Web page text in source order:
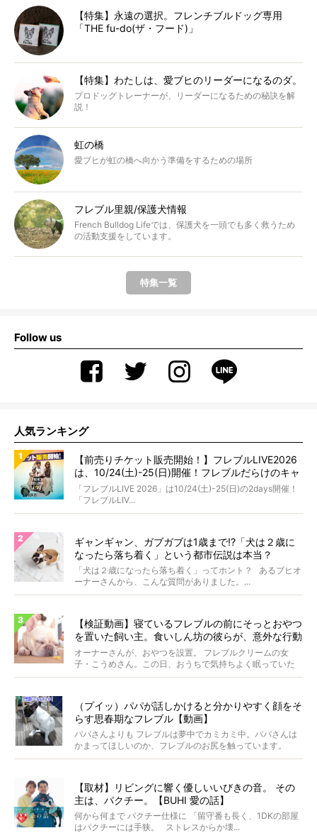
【特集】永遠の選択。フレンチブルドッグ専用
「THE fu-do(ザ・フード)」
【特集】わたしは、愛ブヒのリーダーになるのダ。
プロドッグトレーナーが、リーダーになるための秘訣を解
説！
虹の橋
愛ブヒが虹の橋へ向かう準備をするための場所
フレブル里親/保護犬情報
French Bulldog Lifeでは、保護犬を一頭でも多く救うため
の活動支援をしています。
特集一覧
Follow us
人気ランキング
【前売りチケット販売開始！】フレブルLIVE2026
は、10/24(土)-25(日)開催！フレブルだらけのキャ
ンプ・前夜祭・バスプランも新登場!?
「フレブルLIVE 2026」は10/24(土)-25(日)の2days開催！
「フレブルLIV...
ギャンギャン、ガブガブは1歳まで!?「犬は２歳に
なったら落ち着く」という都市伝説は本当？
「犬は２歳になったら落ち着く」ってホント？ あるブヒオ
ーナーさんから、こんな質問がありました。...
【検証動画】寝ているフレブルの前にそっとおやつ
を置いた飼い主。食いしん坊の彼らが、意外な行動
に出た！
オーナーさんが、おやつを設置。 フレブルクリームの女
子・こうめさん。この日、おうちで気持ちよく眠っていた
ところ...
（プイッ）パパが話しかけると分かりやすく顔をそ
らす思春期なフレブル【動画】
パパさんよりも フレブルは夢中でカミカミ中。パパさんは
かまってほしいのか、フレブルのお尻を触っています。
&n...
【取材】リビングに響く優しいいびきの音。 その
主は、パクチー。【BUHI 愛の話】
何から何まで パクチー仕様に 「留守番も長く、1DKの部屋
はパクチーには手狭。 ストレスからか壊...